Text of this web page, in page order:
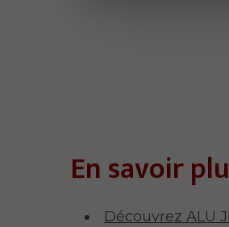
En savoir
Découvrez ALU